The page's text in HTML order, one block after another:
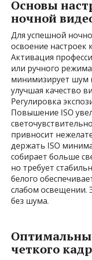
Основы
ночной
Для успешной
освоение
Активация
или ручного
минимизирует шум
улучшая качество
Регулировка
Повышение ISO
привносит
держать ISO
собирает больше
но требует
белого
слабом освещении.
без шума.
четкого